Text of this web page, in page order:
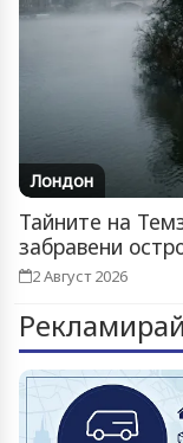
Лондон
Тайните на
забравени
2 Август 2026